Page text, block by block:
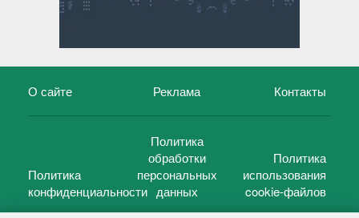
О сайте Реклама Контакты
Политика
конфиденциальности
Политика
обработки
персональных
данных
Политика
использования
cookie-файлов